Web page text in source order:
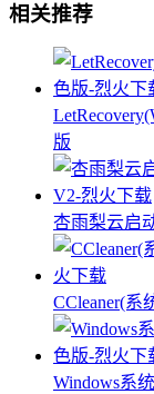
相关推荐
版
杏雨梨云启
CCleaner(系
Windows系